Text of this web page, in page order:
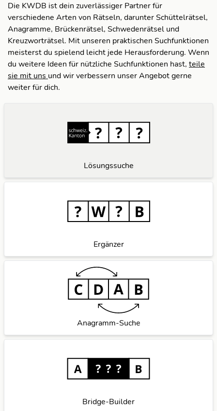
Die KWDB ist dein zuverlässiger Partner für
verschiedene Arten von Rätseln, darunter Schüttelrätsel,
Anagramme, Brückenrätsel, Schwedenrätsel und
Kreuzworträtsel. Mit unseren praktischen Suchfunktionen
meisterst du spielend leicht jede Herausforderung. Wenn
du weitere Ideen für nützliche Suchfunktionen hast, teile
sie mit uns und wir verbessern unser Angebot gerne
weiter für dich.
Lösungssuche
Ergänzer
Anagramm-Suche
Bridge-Builder